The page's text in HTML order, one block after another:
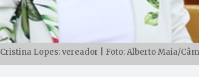
Cristina Lopes: vereador | Foto: Alberto Maia/